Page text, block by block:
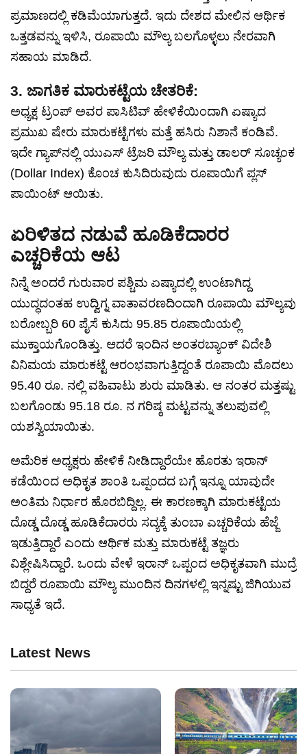
ಪ್ರಮಾಣದಲ್ಲಿ ಕಡಿಮೆಯಾಗುತ್ತದೆ. ಇದು ದೇಶದ ಮೇಲಿನ ಆರ್ಥಿಕ
ಒತ್ತಡವನ್ನು ಇಳಿಸಿ, ರೂಪಾಯಿ ಮೌಲ್ಯ ಬಲಗೊಳ್ಳಲು ನೇರವಾಗಿ
ಸಹಾಯ ಮಾಡಿದೆ.
3. ಜಾಗತಿಕ ಮಾರುಕಟ್ಟೆಯ ಚೇತರಿಕೆ:
ಅಧ್ಯಕ್ಷ ಟ್ರಂಪ್ ಅವರ ಪಾಸಿಟಿವ್ ಹೇಳಿಕೆಯಿಂದಾಗಿ ಏಷ್ಯಾದ
ಪ್ರಮುಖ ಷೇರು ಮಾರುಕಟ್ಟೆಗಳು ಮತ್ತೆ ಹಸಿರು ನಿಶಾನೆ ಕಂಡಿವೆ.
ಇದೇ ಗ್ಯಾಪ್‌ನಲ್ಲಿ ಯುಎಸ್ ಟ್ರೆಜರಿ ಮೌಲ್ಯ ಮತ್ತು ಡಾಲರ್ ಸೂಚ್ಯಂಕ
(Dollar Index) ಕೊಂಚ ಕುಸಿದಿರುವುದು ರೂಪಾಯಿಗೆ ಪ್ಲಸ್
ಪಾಯಿಂಟ್ ಆಯಿತು.
ಏರಿಳಿತದ ನಡುವೆ ಹೂಡಿಕೆದಾರರ
ಎಚ್ಚರಿಕೆಯ ಆಟ
ನಿನ್ನೆ ಅಂದರೆ ಗುರುವಾರ ಪಶ್ಚಿಮ ಏಷ್ಯಾದಲ್ಲಿ ಉಂಟಾಗಿದ್ದ
ಯುದ್ಧದಂತಹ ಉದ್ವಿಗ್ನ ವಾತಾವರಣದಿಂದಾಗಿ ರೂಪಾಯಿ ಮೌಲ್ಯವು
ಬರೋಬ್ಬರಿ 60 ಪೈಸೆ ಕುಸಿದು 95.85 ರೂಪಾಯಿಯಲ್ಲಿ
ಮುಕ್ತಾಯಗೊಂಡಿತ್ತು. ಆದರೆ ಇಂದಿನ ಅಂತರಬ್ಯಾಂಕ್ ವಿದೇಶಿ
ವಿನಿಮಯ ಮಾರುಕಟ್ಟೆ ಆರಂಭವಾಗುತ್ತಿದ್ದಂತೆ ರೂಪಾಯಿ ಮೊದಲು
95.40 ರೂ. ನಲ್ಲಿ ವಹಿವಾಟು ಶುರು ಮಾಡಿತು. ಆ ನಂತರ ಮತ್ತಷ್ಟು
ಬಲಗೊಂಡು 95.18 ರೂ. ನ ಗರಿಷ್ಠ ಮಟ್ಟವನ್ನು ತಲುಪುವಲ್ಲಿ
ಯಶಸ್ವಿಯಾಯಿತು.
ಅಮೆರಿಕ ಅಧ್ಯಕ್ಷರು ಹೇಳಿಕೆ ನೀಡಿದ್ದಾರೆಯೇ ಹೊರತು ಇರಾನ್
ಕಡೆಯಿಂದ ಅಧಿಕೃತ ಶಾಂತಿ ಒಪ್ಪಂದದ ಬಗ್ಗೆ ಇನ್ನೂ ಯಾವುದೇ
ಅಂತಿಮ ನಿರ್ಧಾರ ಹೊರಬಿದ್ದಿಲ್ಲ. ಈ ಕಾರಣಕ್ಕಾಗಿ ಮಾರುಕಟ್ಟೆಯ
ದೊಡ್ಡ ದೊಡ್ಡ ಹೂಡಿಕೆದಾರರು ಸದ್ಯಕ್ಕೆ ತುಂಬಾ ಎಚ್ಚರಿಕೆಯ ಹೆಜ್ಜೆ
ಇಡುತ್ತಿದ್ದಾರೆ ಎಂದು ಆರ್ಥಿಕ ಮತ್ತು ಮಾರುಕಟ್ಟೆ ತಜ್ಞರು
ವಿಶ್ಲೇಷಿಸಿದ್ದಾರೆ. ಒಂದು ವೇಳೆ ಇರಾನ್ ಒಪ್ಪಂದ ಅಧಿಕೃತವಾಗಿ ಮುದ್ರೆ
ಬಿದ್ದರೆ ರೂಪಾಯಿ ಮೌಲ್ಯ ಮುಂದಿನ ದಿನಗಳಲ್ಲಿ ಇನ್ನಷ್ಟು ಜಿಗಿಯುವ
ಸಾಧ್ಯತೆ ಇದೆ.
Latest News